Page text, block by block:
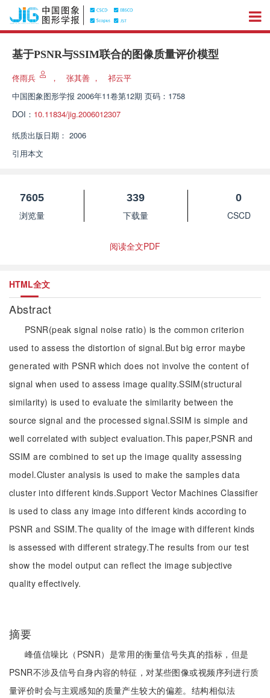
基于PSNR与SSIM联合的图像质量评价模型
佟雨兵 ， 张其善 ，
祁云平
中国图象图形学报 2006年11卷第12期 页码：1758
DOI： 10.11834/jig.2006012307
纸质出版日期： 2006
引用本文
7605
浏览量
339
下载量
0
CSCD
阅读全文PDF
HTML全文
Abstract
PSNR(peak signal noise ratio) is the common criterion
used to assess the distortion of signal.But big error maybe
generated with PSNR which does not involve the content of
signal when used to assess image quality.SSIM(structural
similarity) is used to evaluate the similarity between the
source signal and the processed signal.SSIM is simple and
well correlated with subject evaluation.This paper,PSNR and
SSIM are combined to set up the image quality assessing
model.Cluster analysis is used to make the samples data
cluster into different kinds.Support Vector Machines Classifier
is used to class any image into different kinds according to
PSNR and SSIM.The quality of the image with different kinds
is assessed with different strategy.The results from our test
show the model output can reflect the image subjective
quality effectively.
摘要
峰值信噪比（PSNR）是常用的衡量信号失真的指标，但是
PSNR不涉及信号自身内容的特征，对某些图像或视频序列进行质
量评价时会与主观感知的质量产生较大的偏差。结构相似法